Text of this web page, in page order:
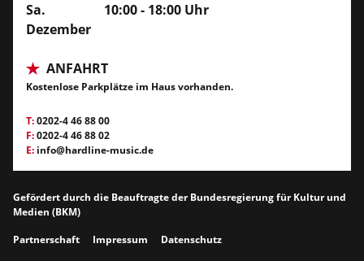
Sa.
Dezember
10:00 - 18:00 Uhr
ANFAHRT
Kostenlose Parkplätze im Haus vorhanden.
T:0202-4 46 88 00
F:0202-4 46 88 02
E: info@hardline-music.de
Gefördert durch die Beauftragte der Bundesregierung für Kultur und
Medien (BKM)
Partnerschaft
Impressum Datenschutz